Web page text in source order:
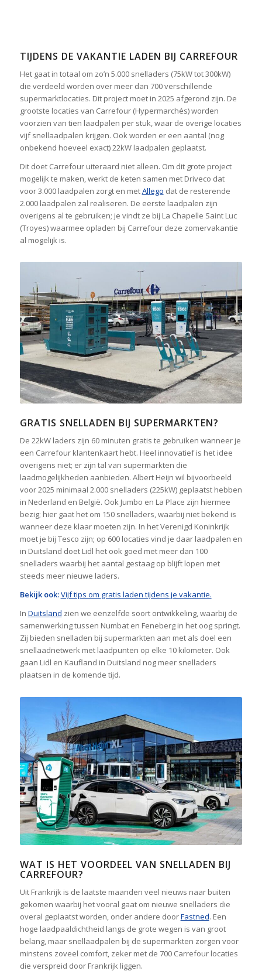
TIJDENS DE VAKANTIE LADEN BIJ CARREFOUR
Het gaat in totaal om zo’n 5.000 snelladers (75kW tot 300kW)
die verdeeld worden over meer dan 700 verschillende
supermarktlocaties. Dit project moet in 2025 afgerond zijn. De
grootste locaties van Carrefour (Hypermarchés) worden
voorzien van tien laadpalen per stuk, waar de overige locaties
vijf snellaadpalen krijgen. Ook worden er een aantal (nog
onbekend hoeveel exact) 22kW laadpalen geplaatst.
Dit doet Carrefour uiteraard niet alleen. Om dit grote project
mogelijk te maken, werkt de keten samen met Driveco dat
voor 3.000 laadpalen zorgt en metAllego dat de resterende
2.000 laadpalen zal realiseren. De eerste laadpalen zijn
overigens al te gebruiken; je vindt ze bij La Chapelle Saint Luc
(Troyes) waarmee opladen bij Carrefour deze zomervakantie
al mogelijk is.
GRATIS SNELLADEN BIJ SUPERMARKTEN?
De 22kW laders zijn 60 minuten gratis te gebruiken wanneer je
een Carrefour klantenkaart hebt. Heel innovatief is het idee
overigens niet; er zijn tal van supermarkten die
laadmogelijkheden aanbieden. Albert Heijn wil bijvoorbeeld
voor 2025 minimaal 2.000 snelladers (225kW) geplaatst hebben
in Nederland en België. Ook Jumbo en La Place zijn hiermee
bezig; hier gaat het om 150 snelladers, waarbij niet bekend is
wanneer deze klaar moeten zijn. In het Verenigd Koninkrijk
moet je bij Tesco zijn; op 600 locaties vind je daar laadpalen en
in Duitsland doet Lidl het ook goed met meer dan 100
snelladers waarbij het aantal gestaag op blijft lopen met
steeds meer nieuwe laders.
Bekijk ook:Vijf tips om gratis laden tijdens je vakantie.
In Duitsland zien we eenzelfde soort ontwikkeling, waarbij de
samenwerking tussen Numbat en Feneberg in het oog springt.
Zij bieden snelladen bij supermarkten aan met als doel een
snellaadnetwerk met laadpunten op elke 10 kilometer. Ook
gaan Lidl en Kaufland in Duitsland nog meer snelladers
plaatsen in de komende tijd.
WAT IS HET VOORDEEL VAN SNELLADEN BIJ
CARREFOUR?
Uit Frankrijk is de laatste maanden veel nieuws naar buiten
gekomen waarbij het vooral gaat om nieuwe snelladers die
overal geplaatst worden, onder andere doorFastned. Een
hoge laadpaaldichtheid langs de grote wegen is van groot
belang, maar snellaadpalen bij de supermarkten zorgen voor
minstens zoveel comfort, zeker met de 700 Carrefour locaties
die verspreid door Frankrijk liggen.